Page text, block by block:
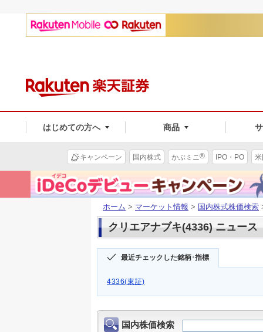
はじめての方へ 商品
キャンペーン 国内株式 かぶミニ® IPO・PO
ホーム > マーケット情報 > 国内株式株価検索
クリエアナブキ(4336) ニュース
最近チェックした銘柄･指標
4336(東証)